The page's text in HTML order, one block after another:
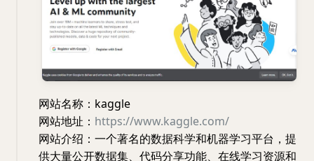
网站名称：kaggle
网站地址： https://www.kaggle.com/
网站介绍：一个著名的数据科学和机器学习平台，提
供大量公开数据集、代码分享功能、在线学习资源和